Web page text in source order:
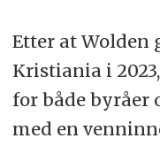
Etter at Wolden
Kristiania i
for både byråer
med en